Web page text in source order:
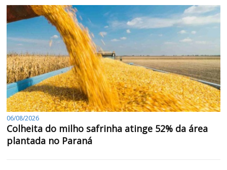
06/08/2026
Colheita do milho safrinha atinge 52% da área
plantada no Paraná